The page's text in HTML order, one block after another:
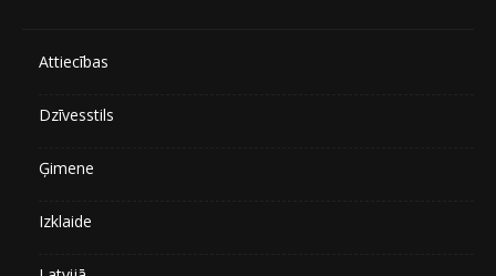
Attiecības
Dzīvesstils
Ģimene
Izklaide